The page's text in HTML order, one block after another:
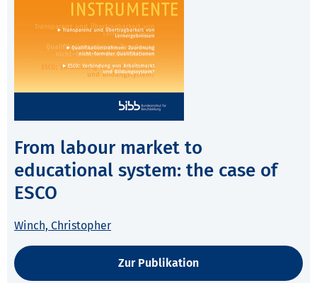
From labour market to
educational system: the case of
ESCO
Winch, Christopher
Zur Publikation